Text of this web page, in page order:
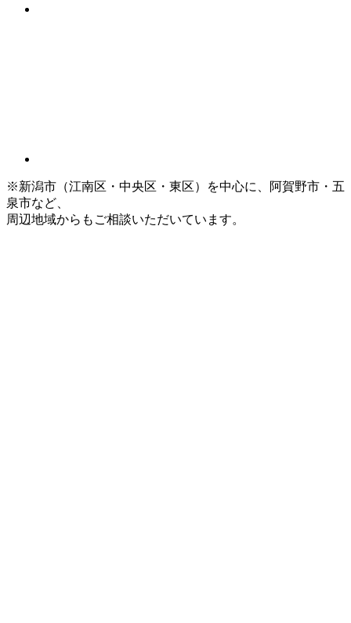
※新潟市（江南区・中央区・東区）を中心に、阿賀野市・五
泉市など、
周辺地域からもご相談いただいています。